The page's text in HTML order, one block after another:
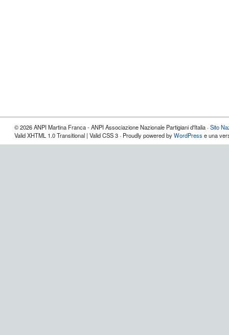
© 2026 ANPI Martina Franca - ANPI Associazione Nazionale Partigiani d'Italia · Sito
Valid XHTML 1.0 Transitional | Valid CSS 3 · Proudly powered byWordPress e una